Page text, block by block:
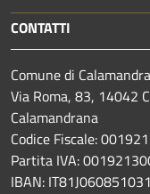
CONTATTI
Comune di
Via Roma, 83, 14042
Calamandrana
Codice Fiscale:
Partita IVA:
IBAN: